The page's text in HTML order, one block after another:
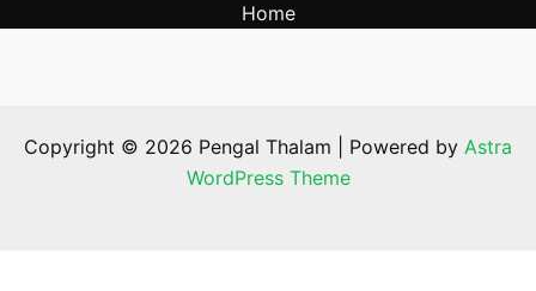
Home
Copyright © 2026 Pengal Thalam | Powered by Astra
WordPress Theme